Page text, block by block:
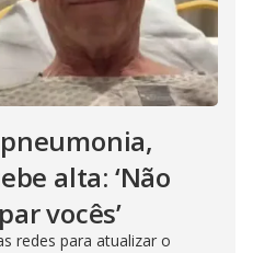
alta: ‘Não
vocês’
redes para atualizar o